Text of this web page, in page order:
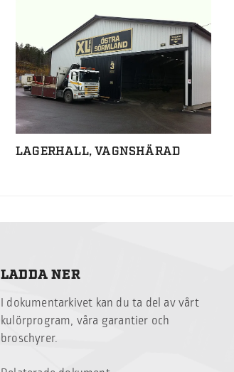
LAGERHALL, VAGNSHÄRAD
LADDA NER
I dokumentarkivet kan du ta del av vårt
kulörprogram, våra garantier och
broschyrer.